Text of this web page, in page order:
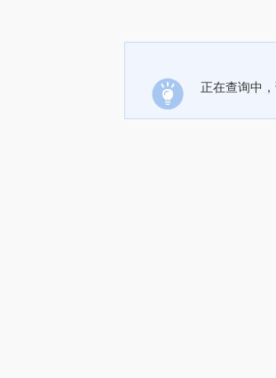
正在查询中